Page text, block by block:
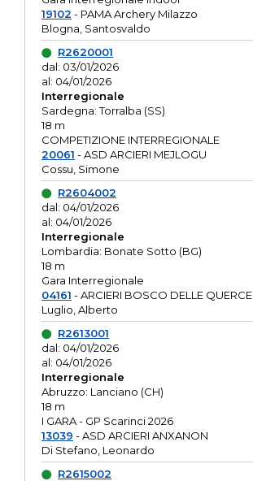
19102 - PAMA Archery Milazzo
Blogna, Santosvaldo
R2620001
dal: 03/01/2026
al: 04/01/2026
Interregionale
Sardegna: Torralba (SS)
18 m
COMPETIZIONE INTERREGIONALE
20061 - ASD ARCIERI MEJLOGU
Cossu, Simone
R2604002
dal: 04/01/2026
al: 04/01/2026
Interregionale
Lombardia: Bonate Sotto (BG)
18 m
Gara Interregionale
04161 - ARCIERI BOSCO DELLE QUERCE
Luglio, Alberto
R2613001
dal: 04/01/2026
al: 04/01/2026
Interregionale
Abruzzo: Lanciano (CH)
18 m
I GARA - GP Scarinci 2026
13039 - ASD ARCIERI ANXANON
Di Stefano, Leonardo
R2615002